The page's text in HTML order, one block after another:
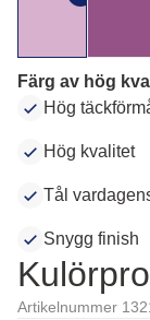
Färg av hög
Hög
Hög kvalitet
Tål
Snygg finish
Artikelnummer